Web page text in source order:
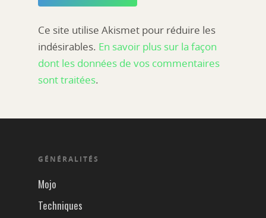
Ce site utilise Akismet pour réduire les
indésirables. En savoir plus sur la façon
dont les données de vos commentaires
sont traitées.
GÉNÉRALITÉS
Mojo
Techniques